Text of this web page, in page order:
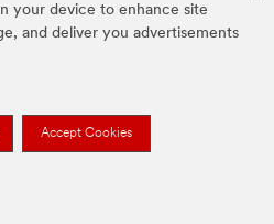
your device to enhance site
and deliver you advertisements
Accept Cookies